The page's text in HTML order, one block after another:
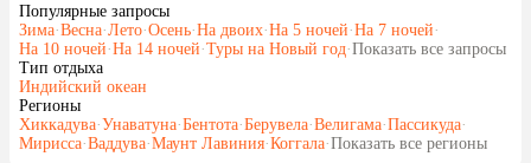
и говорил, что если что,
помогу, чем смогу. Шри-
несколько кило из-за
и коктейлей! Я хочу
Популярные запросы
Зима·Весна·Лето·Осень·На двоих·На 5 ночей·На 7 ночей·
На 10 ночей·На 14 ночей·Туры на Новый год·Показать все запросы
Тип отдыха
Индийский океан
Регионы
Хиккадува·Унаватуна·Бентота·Берувела·Велигама·Пассикуда·
Мирисса·Ваддува·Маунт Лавиния·Коггала·Показать все регионы